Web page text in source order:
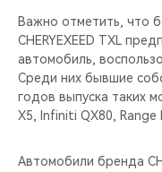
Важно отметить, что
CHERYEXEED TXL
автомобиль,
Среди них бывшие
годов выпуска таких
X5, Infiniti QX80, Range
Автомобили бренда